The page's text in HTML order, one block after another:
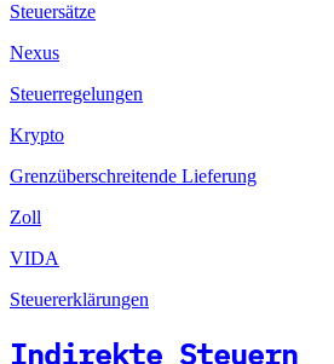
Steuersätze
Nexus
Steuerregelungen
Krypto
Grenzüberschreitende Lieferung
Zoll
VIDA
Steuererklärungen
Indirekte Steuern